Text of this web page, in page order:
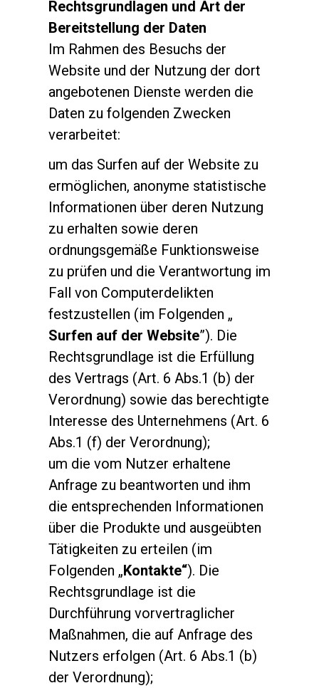
Rechtsgrundlagen und Art der
Bereitstellung der Daten
Im Rahmen des Besuchs der
Website und der Nutzung der dort
angebotenen Dienste werden die
Daten zu folgenden Zwecken
verarbeitet:
um das Surfen auf der Website zu
ermöglichen, anonyme statistische
Informationen über deren Nutzung
zu erhalten sowie deren
ordnungsgemäße Funktionsweise
zu prüfen und die Verantwortung im
Fall von Computerdelikten
festzustellen (im Folgenden „
Surfen auf der Website”). Die
Rechtsgrundlage ist die Erfüllung
des Vertrags (Art. 6 Abs.1 (b) der
Verordnung) sowie das berechtigte
Interesse des Unternehmens (Art. 6
Abs.1 (f) der Verordnung);
um die vom Nutzer erhaltene
Anfrage zu beantworten und ihm
die entsprechenden Informationen
über die Produkte und ausgeübten
Tätigkeiten zu erteilen (im
Folgenden „Kontakte“). Die
Rechtsgrundlage ist die
Durchführung vorvertraglicher
Maßnahmen, die auf Anfrage des
Nutzers erfolgen (Art. 6 Abs.1 (b)
der Verordnung);
Produkte
Nachrichten
Herunterladen
Mehr